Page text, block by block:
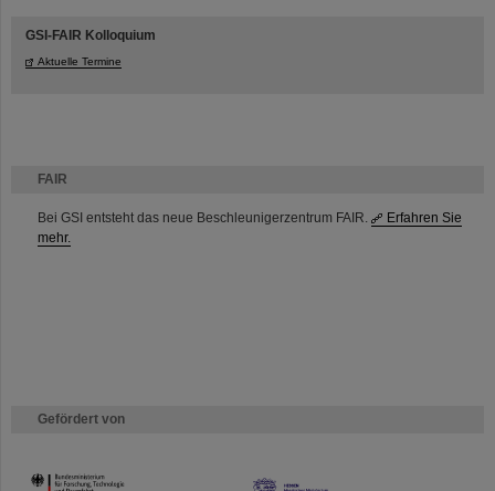
FAIR
Bei GSI entsteht das neue Beschleunigerzentrum FAIR.
Erfahren Sie
mehr.
Gefördert von
HMWK
GSI-FAIR Kolloquium
Aktuelle Termine